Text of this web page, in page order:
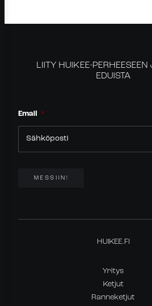
LIITY HUIKEE-
EDUISTA
Email *
MESSIIN!
HUIKEE.FI
Yritys
Ketjut
Ranneketjut